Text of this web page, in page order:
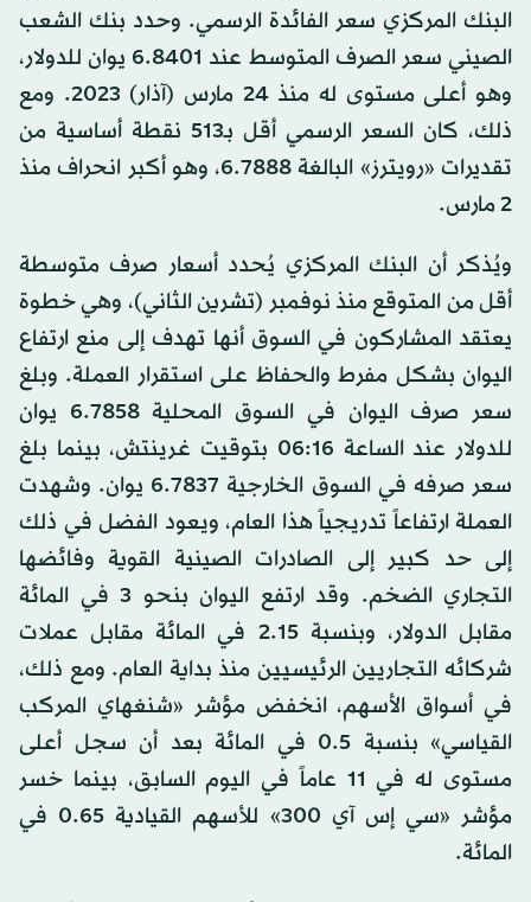
البنك المركزي سعر الفائدة الرسمي. وحدد بنك الشعب
الصيني سعر الصرف المتوسط عند 6.8401 يوان للدولار،
وهو أعلى مستوى له منذ 24 مارس (آذار) 2023. ومع
ذلك، كان السعر الرسمي أقل بـ513 نقطة أساسية من
تقديرات «رويترز» البالغة 6.7888، وهو أكبر انحراف منذ
2 مارس.
ويُذكر أن البنك المركزي يُحدد أسعار صرف متوسطة
أقل من المتوقع منذ نوفمبر (تشرين الثاني)، وهي خطوة
يعتقد المشاركون في السوق أنها تهدف إلى منع ارتفاع
اليوان بشكل مفرط والحفاظ على استقرار العملة. وبلغ
سعر صرف اليوان في السوق المحلية 6.7858 يوان
للدولار عند الساعة 06:16 بتوقيت غرينتش، بينما بلغ
سعر صرفه في السوق الخارجية 6.7837 يوان. وشهدت
العملة ارتفاعاً تدريجياً هذا العام، ويعود الفضل في ذلك
إلى حد كبير إلى الصادرات الصينية القوية وفائضها
التجاري الضخم. وقد ارتفع اليوان بنحو 3 في المائة
مقابل الدولار، وبنسبة 2.15 في المائة مقابل عملات
شركائه التجاريين الرئيسيين منذ بداية العام. ومع ذلك،
في أسواق الأسهم، انخفض مؤشر «شنغهاي المركب
القياسي» بنسبة 0.5 في المائة بعد أن سجل أعلى
مستوى له في 11 عاماً في اليوم السابق، بينما خسر
مؤشر «سي إس آي 300» للأسهم القيادية 0.65 في
المائة.